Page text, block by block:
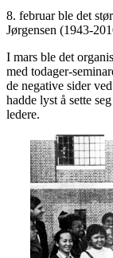
8. februar ble det
Jørgensen (1943-
I mars ble det
med todager-
de negative sider
hadde lyst å sette
ledere.